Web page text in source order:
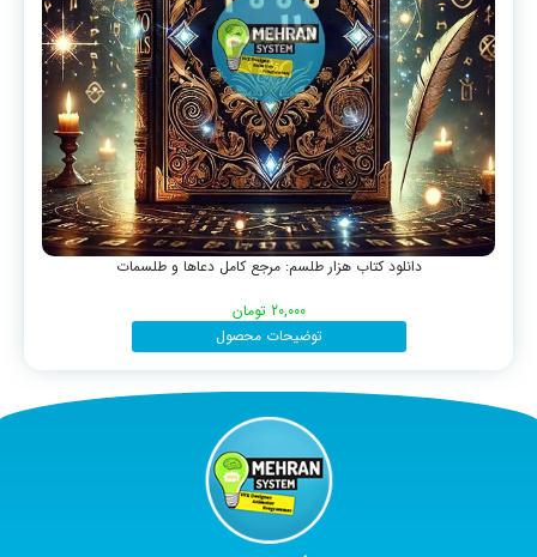
دانلود کتاب هزار طلسم: مرجع کامل دعاها و طلسمات
20,000 تومان
توضیحات محصول